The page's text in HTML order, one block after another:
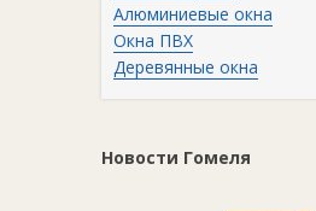
Алюминиевые окна
Окна ПВХ
Деревянные окна
Новости Гомеля